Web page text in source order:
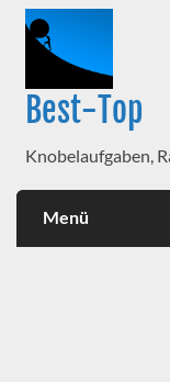
Best-Top
Knobelaufgaben,
Menü